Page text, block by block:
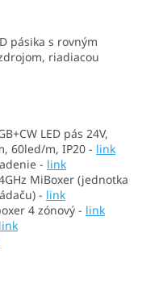
pásika s rovným
riadiacou
LED pás 24V,
60led/m, IP20 - link
- link
MiBoxer (jednotka
- link
4 zónový - link
link